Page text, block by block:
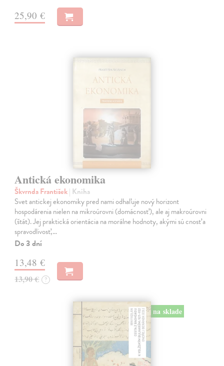
25,90 €
Antická ekonomika
Škvrnda František| Kniha
Svet antickej ekonomiky pred nami odhaľuje nový horizont
hospodárenia nielen na mikroúrovni (domácnosť), ale aj makroúrovni
(štát). Jej praktická orientácia na morálne hodnoty, akými sú cnosť a
spravodlivosť,…
Do 3 dní
13,48 €
13,90 € ?
na sklade